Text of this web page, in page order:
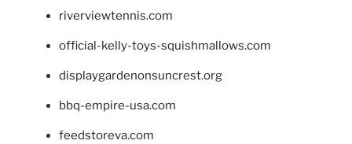
riverviewtennis.com
official-kelly-toys-squishmallows.com
displaygardenonsuncrest.org
bbq-empire-usa.com
feedstoreva.com